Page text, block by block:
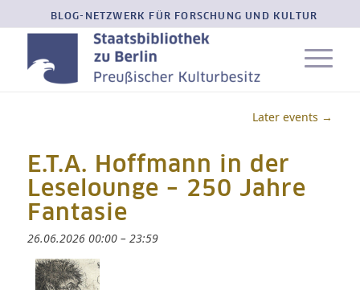
BLOG-NETZWERK FÜR FORSCHUNG UND KULTUR
Later events →
E.T.A. Hoffmann in der
Leselounge – 250 Jahre
Fantasie
26.06.2026 00:00– 23:59